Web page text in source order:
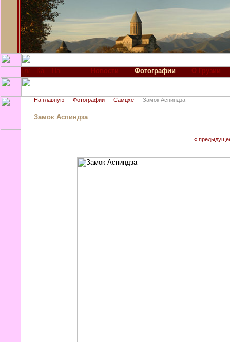
Новости Фотографии О Грузии
На главную Фотографии Самцхе Замок Аспиндза
Замок Аспиндза
«